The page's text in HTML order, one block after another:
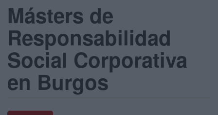
Másters de
Responsabilidad
Social Corporativa
en Burgos